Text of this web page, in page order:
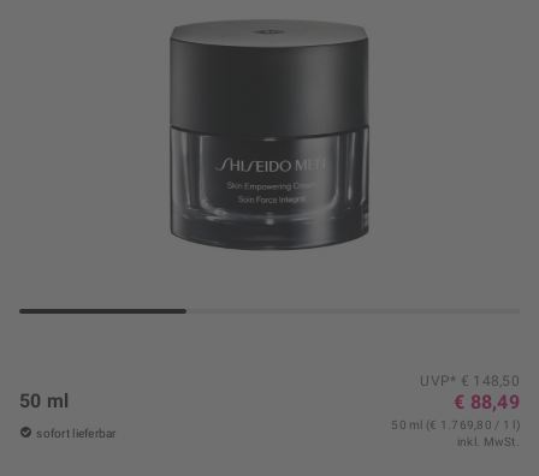
UVP* € 148,50
€ 88,49
50 ml
sofort lieferbar
50 ml (€ 1.769,80 / 1 l)
inkl. MwSt.